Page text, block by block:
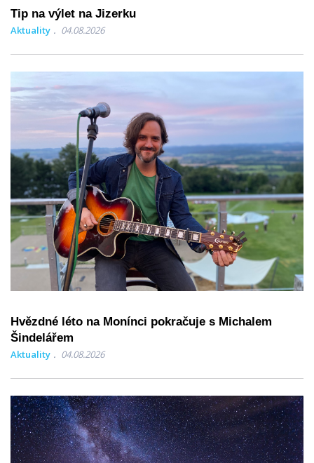
Tip na výlet na Jizerku
Aktuality 04.08.2026
Hvězdné léto na Monínci pokračuje s Michalem
Šindelářem
Aktuality 04.08.2026